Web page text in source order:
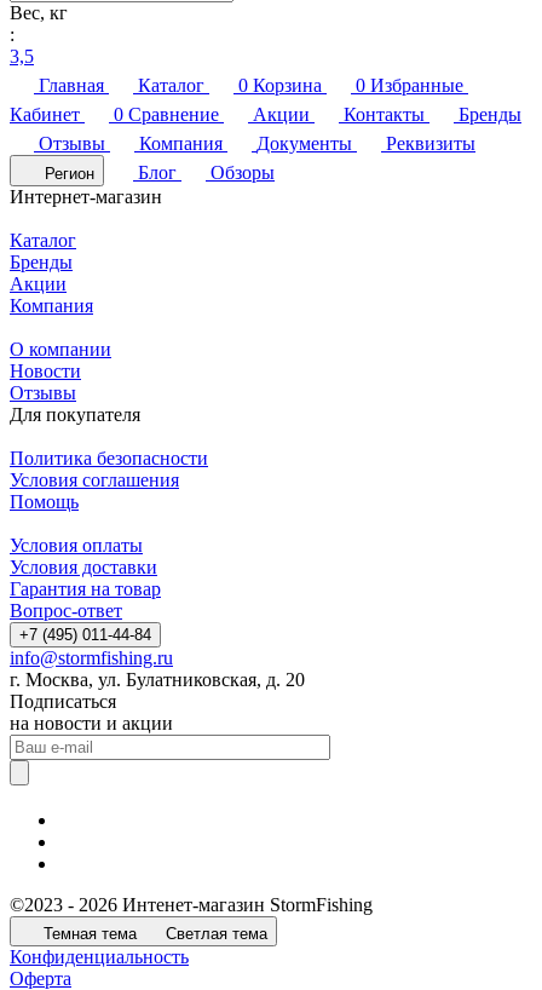
Вес, кг
:
3,5
Главная
Каталог 0 Корзина 0 Избранные
Кабинет
0 Сравнение Акции Контакты
Бренды
Отзывы
Компания Документы Реквизиты
Регион Блог
Обзоры
Интернет-магазин
Каталог
Бренды
Акции
Компания
О компании
Новости
Отзывы
Для покупателя
Политика безопасности
Условия соглашения
Помощь
Условия оплаты
Условия доставки
Гарантия на товар
Вопрос-ответ
+7 (495) 011-44-84
info@stormfishing.ru
г. Москва, ул. Булатниковская, д. 20
Подписаться
на новости и акции
©2023 - 2026 Интенет-магазин StormFishing
Темная тема Светлая тема
Конфиденциальность
Оферта